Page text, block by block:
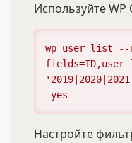
Используйте WP
wp user list --
-yes
Настройте